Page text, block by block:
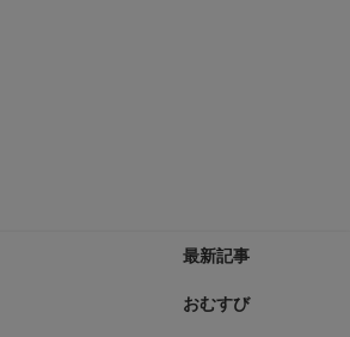
最新記事
おむすび